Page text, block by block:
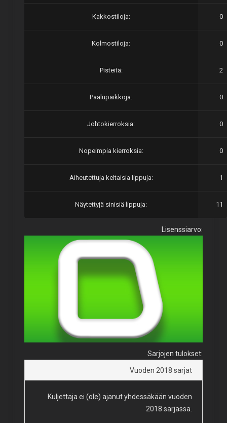
Kakkostiloja: 0
Kolmostiloja: 0
Pisteitä: 2
Paalupaikkoja: 0
Johtokierroksia: 0
Nopeimpia kierroksia: 0
Aiheutettuja keltaisia lippuja: 1
Näytettyjä sinisiä lippuja: 11
Lisenssiarvo:
Sarjojen tulokset:
Vuoden 2018 sarjat
Kuljettaja ei (ole) ajanut yhdessäkään vuoden
2018 sarjassa.